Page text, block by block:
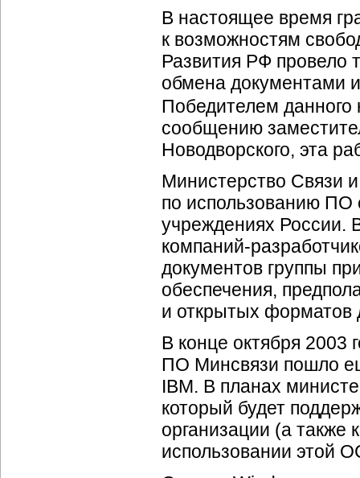
В настоящее время
к возможностям
Развития РФ провело
обмена документами
Победителем данного
сообщению
Новодворского, эта
Министерство Связи
по использованию ПО
учреждениях России.
компаний-
документов группы
обеспечения,
и открытых форматов
В конце октября 2003
ПО Минсвязи пошло
IBM. В планах
который будет
организации (а
использовании этой